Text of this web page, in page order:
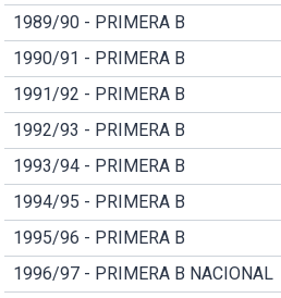
1989/90 - PRIMERA B
1990/91 - PRIMERA B
1991/92 - PRIMERA B
1992/93 - PRIMERA B
1993/94 - PRIMERA B
1994/95 - PRIMERA B
1995/96 - PRIMERA B
1996/97 - PRIMERA B NACIONAL